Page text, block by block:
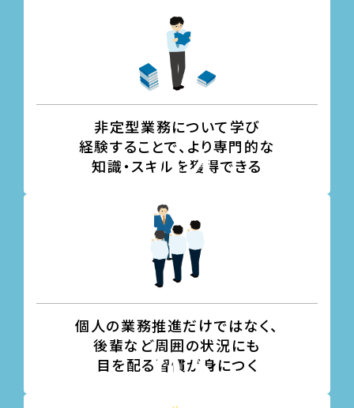
非定型業務について学び
経験することで、より専門的な
知識・スキルを獲得できる
個人の業務推進だけではなく、
後輩など周囲の状況にも
目を配る習慣が身につく